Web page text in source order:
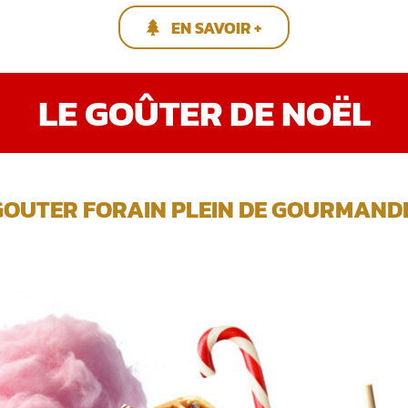
EN SAVOIR +
LE GOÛTER DE NOËL
FORAIN PLEIN DE